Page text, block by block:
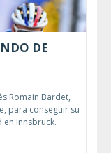
DE
Romain Bardet,
para conseguir su
Innsbruck.